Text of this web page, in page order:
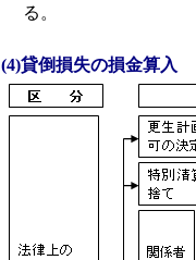
る。
(4)貸倒損失の損金算入